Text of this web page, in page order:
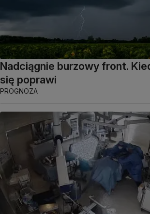
Nadciągnie burzowy front.
się poprawi
PROGNOZA